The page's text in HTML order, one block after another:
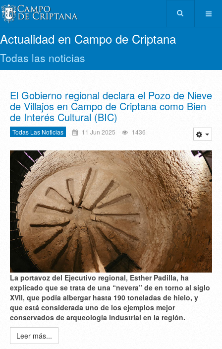
Actualidad en Campo de Criptana
Todas las noticias
El Gobierno regional declara el Pozo de Nieve
de Villajos en Campo de Criptana como Bien
de Interés Cultural (BIC)
Todas Las Noticias 11 Jun 2025 1436
La portavoz del Ejecutivo regional, Esther Padilla, ha
explicado que se trata de una “nevera” de en torno al siglo
XVII, que podía albergar hasta 190 toneladas de hielo, y
que está considerada uno de los ejemplos mejor
conservados de arqueología industrial en la región.
Leer más...